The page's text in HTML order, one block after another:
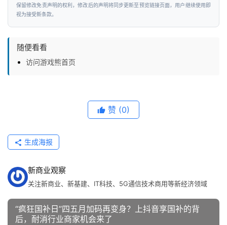
保留修改免责声明的权利，修改后的声明将同步更新至预览链接页面，用户继续使用即
视为接受新条款。
随便看看
访问游戏熊首页
赞 (0)
生成海报
新商业观察
关注新商业、新基建、IT科技、5G通信技术商用等新经济领域
“疯狂国补日”四五月加码再变身？上抖音享国补的背
后，耐消行业商家机会来了